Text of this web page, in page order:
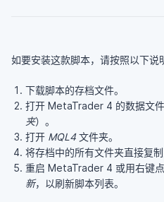
如要安装这款脚本，请按照以下说
下载脚本的存档文件。
打开 MetaTrader 4 的数据文
夹）。
打开 MQL4文件夹。
将存档中的所有文件夹直接复
重启 MetaTrader 4 或用右键
新，以刷新脚本列表。